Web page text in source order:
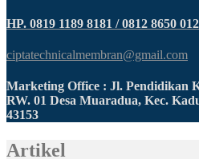
HP. 0819 1189 8181 / 0812 8650
ciptatechnicalmembran@gmail.com
Marketing Office : Jl. Pendidikan
RW. 01 Desa Muaradua, Kec.
43153
Artikel